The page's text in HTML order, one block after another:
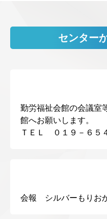
センター
勤労福祉会館の会議室
館へお願いします。
ＴＥＬ ０１９－６５
会報 シルバーもりお